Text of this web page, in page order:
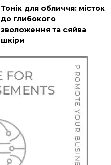
Тонік для обличчя: місток
до глибокого
зволоження та сяйва
шкіри